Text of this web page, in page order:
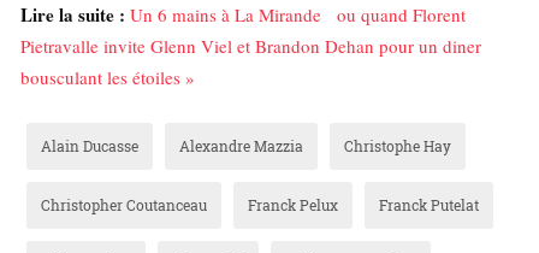
Lire la suite : Un 6 mains à La Mirande ou quand Florent
Pietravalle invite Glenn Viel et Brandon Dehan pour un diner
bousculant les étoiles »
Alain Ducasse Alexandre Mazzia Christophe Hay
Christopher Coutanceau Franck Pelux Franck Putelat